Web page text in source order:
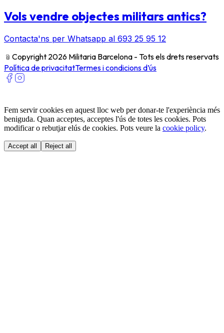
Vols vendre objectes militars antics?
Contacta'ns per Whatsapp al 693 25 95 12
﹫ Copyright 2026 Militaria Barcelona - Tots els drets reservats
Política de privacitatTermes i condicions d’ús
Fem servir cookies en aquest lloc web per donar-te l'experiència més
beniguda. Quan acceptes, acceptes l'ús de totes les cookies. Pots
modificar o rebutjar elús de cookies. Pots veure la cookie policy.
Accept all Reject all